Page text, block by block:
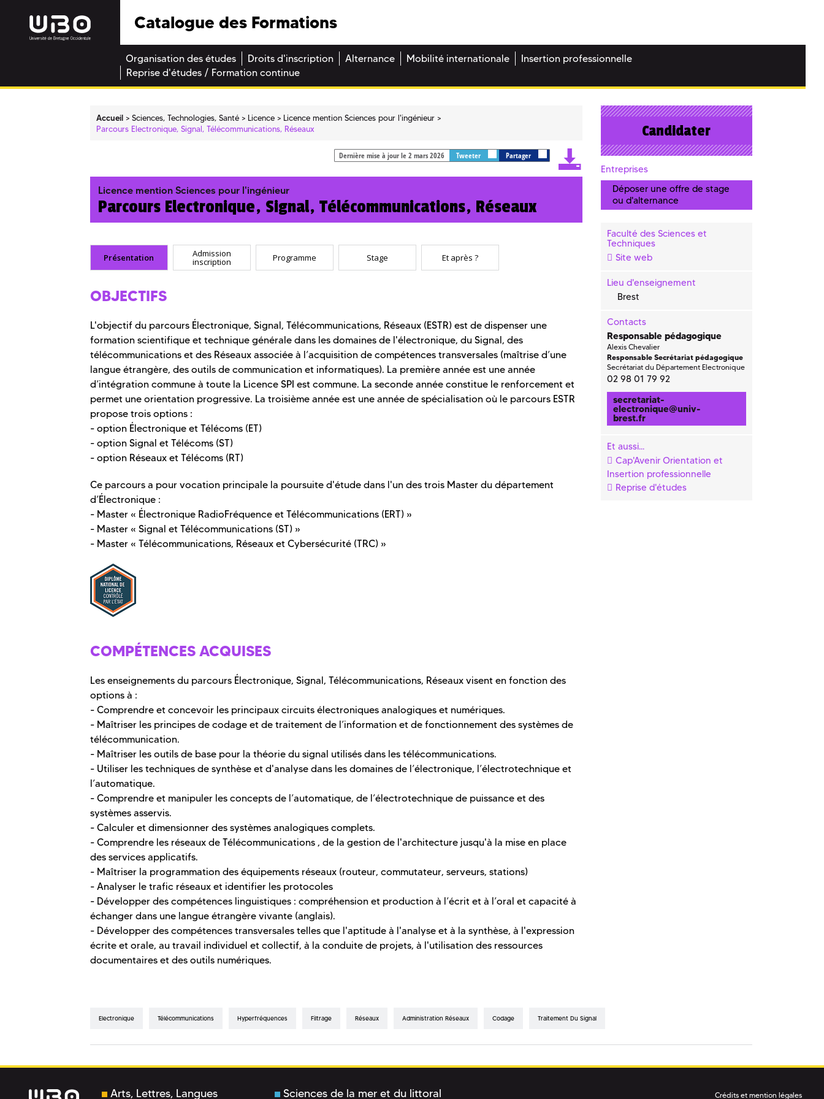
Catalogue des Formations
Organisation des études Droits d'inscription Alternance Mobilité internationale
Insertion professionnelle
Reprise d'études / Formation continue
Accueil Sciences, Technologies, Santé Licence
Licence mention Sciences pour l'ingénieur
Parcours Electronique, Signal, Télécommunications, Réseaux
Dernière mise à jour le 2 mars 2026 Tweeter Partager
Licence mention Sciences pour l'ingénieur
Parcours Electronique, Signal, Télécommunications, Réseaux
Présentation Admission
inscription Programme Stage Et après ?
OBJECTIFS
L'objectif du parcours Électronique, Signal, Télécommunications, Réseaux (ESTR) est de dispenser une
formation scientifique et technique générale dans les domaines de l'électronique, du Signal, des
télécommunications et des Réseaux associée à l’acquisition de compétences transversales (maîtrise d’une
langue étrangère, des outils de communication et informatiques). La première année est une année
d’intégration commune à toute la Licence SPI est commune. La seconde année constitue le renforcement et
permet une orientation progressive. La troisième année est une année de spécialisation où le parcours ESTR
propose trois options :
- option Électronique et Télécoms (ET)
- option Signal et Télécoms (ST)
- option Réseaux et Télécoms (RT)
Ce parcours a pour vocation principale la poursuite d'étude dans l'un des trois Master du département
d’Électronique :
- Master « Électronique RadioFréquence et Télécommunications (ERT) »
- Master « Signal et Télécommunications (ST) »
- Master « Télécommunications, Réseaux et Cybersécurité (TRC) »
COMPÉTENCES ACQUISES
Les enseignements du parcours Électronique, Signal, Télécommunications, Réseaux visent en fonction des
options à :
- Comprendre et concevoir les principaux circuits électroniques analogiques et numériques.
- Maîtriser les principes de codage et de traitement de l’information et de fonctionnement des systèmes de
télécommunication.
- Maîtriser les outils de base pour la théorie du signal utilisés dans les télécommunications.
- Utiliser les techniques de synthèse et d'analyse dans les domaines de l’électronique, l’électrotechnique et
l’automatique.
- Comprendre et manipuler les concepts de l’automatique, de l’électrotechnique de puissance et des
systèmes asservis.
- Calculer et dimensionner des systèmes analogiques complets.
- Comprendre les réseaux de Télécommunications , de la gestion de l'architecture jusqu'à la mise en place
des services applicatifs.
- Maîtriser la programmation des équipements réseaux (routeur, commutateur, serveurs, stations)
- Analyser le trafic réseaux et identifier les protocoles
- Développer des compétences linguistiques : compréhension et production à l’écrit et à l’oral et capacité à
échanger dans une langue étrangère vivante (anglais).
- Développer des compétences transversales telles que l'aptitude à l'analyse et à la synthèse, à l'expression
écrite et orale, au travail individuel et collectif, à la conduite de projets, à l'utilisation des ressources
documentaires et des outils numériques.
Candidater
Entreprises
Déposer une offre de stage
ou d'alternance
Faculté des Sciences et
Techniques
Site web
Lieu d'enseignement
Brest
Contacts
Responsable pédagogique
Alexis Chevalier
Responsable Secrétariat pédagogique
Secrétariat du Département Electronique
02 98 01 79 92
secretariat-
electronique@univ-
brest.fr
Et aussi...
Cap'Avenir Orientation et
Insertion professionnelle
Reprise d'études
Electronique Télécommunications Hyperfréquences Filtrage Réseaux Administration Réseaux Codage Traitement Du Signal
Arts, Lettres, Langues Sciences de la mer et du littoral Crédits et mention légales